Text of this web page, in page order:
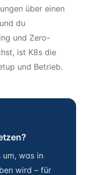
über einen
du
und Zero-
ist K8s die
und Betrieb.
um, was in
wird – für